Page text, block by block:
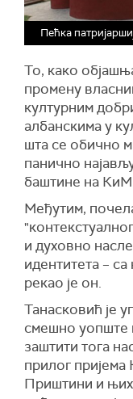
Пећка
То, како
промену
културним
албанскима у
шта се обично
панично
баштине на
Међутим,
и духовно
идентитета –
рекао је он.
Танасковић је
смешно уопште
заштити тога
прилог пријема
Приштини и